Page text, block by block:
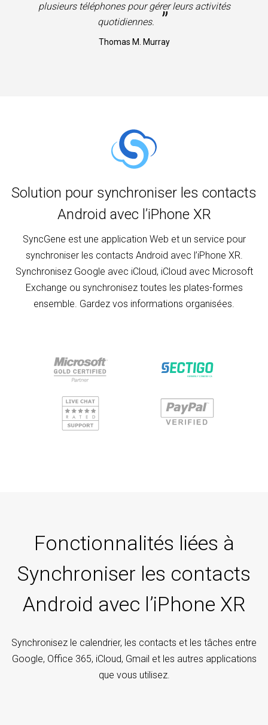
plusieurs téléphones pour gérer leurs activités
quotidiennes.
”
Thomas M. Murray
Solution pour synchroniser les contacts
Android avec l’iPhone XR
SyncGene est une application Web et un service pour
synchroniser les contacts Android avec l’iPhone XR.
Synchronisez Google avec iCloud, iCloud avec Microsoft
Exchange ou synchronisez toutes les plates-formes
ensemble. Gardez vos informations organisées.
Fonctionnalités liées à
Synchroniser les contacts
Android avec l’iPhone XR
Synchronisez le calendrier, les contacts et les tâches entre
Google, Office 365, iCloud, Gmail et les autres applications
que vous utilisez.